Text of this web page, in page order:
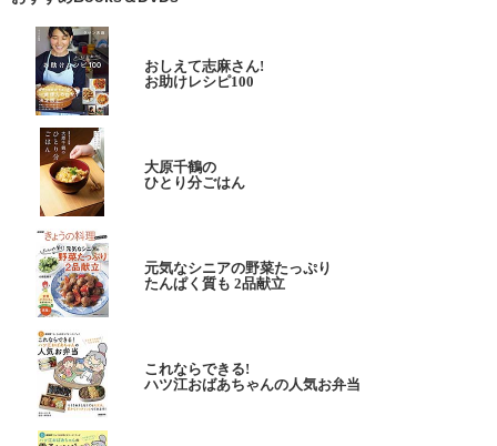
おしえて志麻さん!
お助けレシピ100
大原千鶴の
ひとり分ごはん
元気なシニアの野菜たっぷり
たんぱく質も 2品献立
これならできる!
ハツ江おばあちゃんの人気お弁当